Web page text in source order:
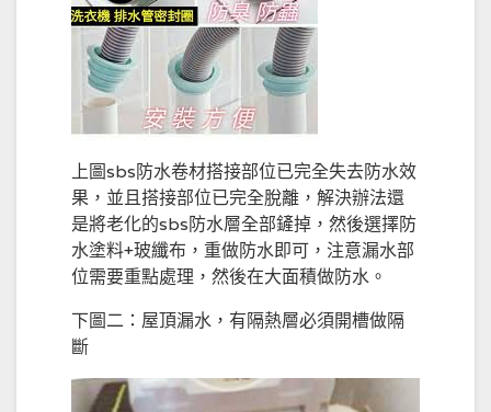
上圖sbs防水卷材搭接部位已完全失去防水效
果，並且搭接部位已完全脫離，解決辦法還
是將老化的sbs防水層全部鏟掉，然後選擇防
水塗料+玻纖布，重做防水即可，注意漏水部
位需要重點處理，然後在大面積做防水。
下圖二：屋頂漏水，有隔熱層必須開槽做隔
斷